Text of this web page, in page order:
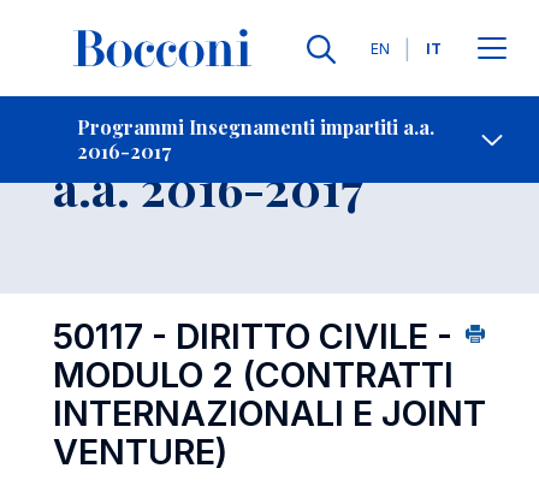
Lingue
EN IT
Programmi Insegnamenti impartiti a.a.
2016-2017
Contatti
Insegnamento
a.a. 2016-2017
50117 - DIRITTO CIVILE -
MODULO 2 (CONTRATTI
INTERNAZIONALI E JOINT
VENTURE)